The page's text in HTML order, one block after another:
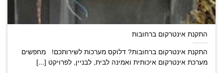
התקנת אינטרקום ברחובות
התקנת אינטרקום ברחובות? דלוקס מערכות לשירותכם! מחפשים
מערכת אינטרקום איכותית ואמינה לבית, לבניין, לפרויקט [...]